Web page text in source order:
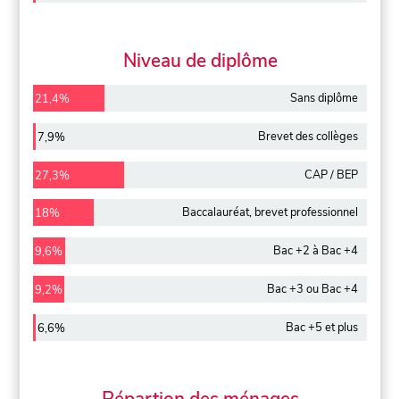
Niveau de diplôme
21,4% Sans diplôme
7,9% Brevet des collèges
27,3% CAP / BEP
18% Baccalauréat, brevet professionnel
9,6% Bac +2 à Bac +4
9,2% Bac +3 ou Bac +4
6,6% Bac +5 et plus